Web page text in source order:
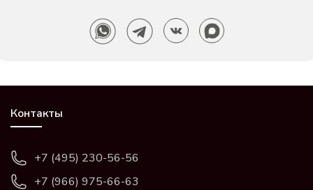
Контакты
+7 (495) 230-56-56
+7 (966) 975-66-63